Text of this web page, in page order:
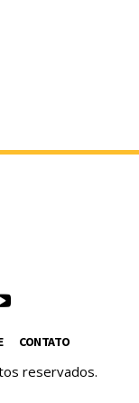
CONTATO
reservados.